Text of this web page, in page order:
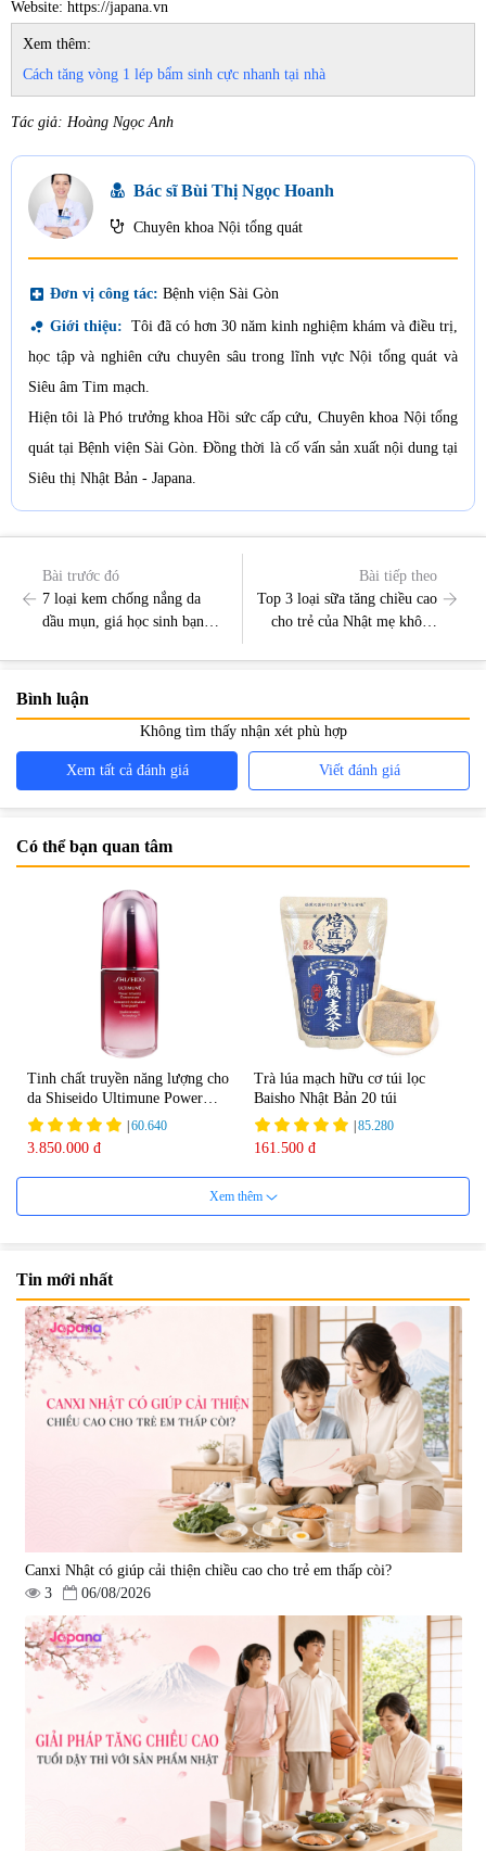
Website: https://japana.vn
Xem thêm:
Cách tăng vòng 1 lép bẩm sinh cực nhanh tại nhà
Tác giả: Hoàng Ngọc Anh
Bác sĩ Bùi Thị Ngọc Hoanh
Chuyên khoa Nội tổng quát
local_hospital Đơn vị công tác: Bệnh viện Sài Gòn
bubble_chart Giới thiệu: Tôi đã có hơn 30 năm kinh nghiệm khám và điều trị,
học tập và nghiên cứu chuyên sâu trong lĩnh vực Nội tổng quát và
Siêu âm Tim mạch.
Hiện tôi là Phó trưởng khoa Hồi sức cấp cứu, Chuyên khoa Nội tổng
quát tại Bệnh viện Sài Gòn. Đồng thời là cố vấn sản xuất nội dung tại
Siêu thị Nhật Bản - Japana.
Bài trước đó
7 loại kem chống nắng da
dầu mụn, giá học sinh bạn
Bài tiếp theo
Top 3 loại sữa tăng chiều cao
cho trẻ của Nhật mẹ không
Bình luận
Không tìm thấy nhận xét phù hợp
Xem tất cả đánh giá Viết đánh giá
Có thể bạn quan tâm
Tinh chất truyền năng lượng cho
da Shiseido Ultimune Power
75ml
|60.640
3.850.000 đ
Trà lúa mạch hữu cơ túi lọc
Baisho Nhật Bản 20 túi
|85.280
161.500 đ
Viên uống bổ não Ribeto Shoji
Ichoha Ekisu Plus - 90 viên
|57.920
Viên nang uống cải thiện thị lực,
trí nhớ DHA + EPA + Flaxseed
Oil 30 viên/gói - Date 02/2027
52.346
225.000 đ
Tẩy tế bào chết Nichiei Bussan
Nano NMN+ Peeling Gel
Luxury 200g
1.490.000 đ
Viên uống hỗ trợ bền thành
mạch, ngừa tai biến Elastin Plus
& Nattokinase Hokoen 80 viên
0
980.000 đ
Xem thêm
Tin mới nhất
Canxi Nhật có giúp cải thiện chiều cao cho trẻ em thấp còi?
3
06/08/2026